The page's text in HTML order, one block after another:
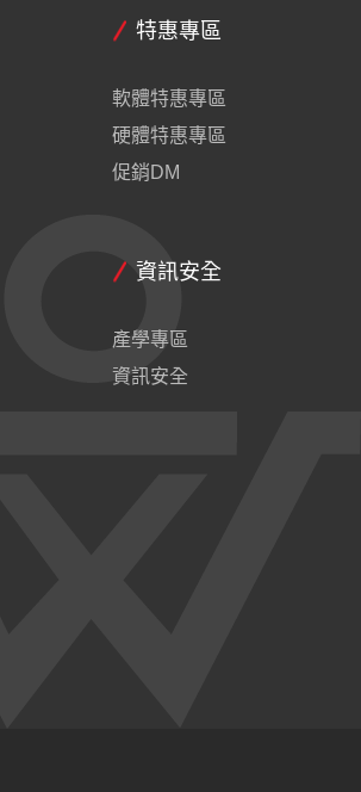
特惠專區
軟體特惠專區
硬體特惠專區
促銷DM
資訊安全
產學專區
資訊安全